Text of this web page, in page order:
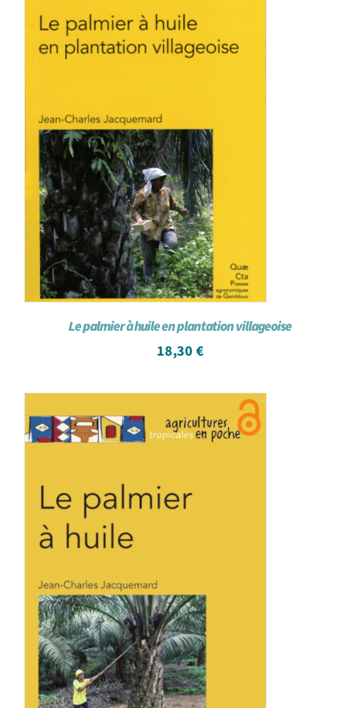
Le palmier à huile en plantation villageoise
18,30 €